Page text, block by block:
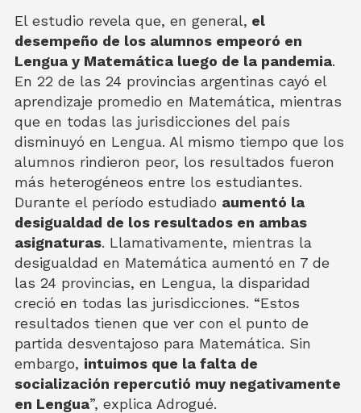
El estudio revela que, en general, el
desempeño de los alumnos empeoró en
Lengua y Matemática luego de la pandemia.
En 22 de las 24 provincias argentinas cayó el
aprendizaje promedio en Matemática, mientras
que en todas las jurisdicciones del país
disminuyó en Lengua. Al mismo tiempo que los
alumnos rindieron peor, los resultados fueron
más heterogéneos entre los estudiantes.
Durante el período estudiado aumentó la
desigualdad de los resultados en ambas
asignaturas. Llamativamente, mientras la
desigualdad en Matemática aumentó en 7 de
las 24 provincias, en Lengua, la disparidad
creció en todas las jurisdicciones. “Estos
resultados tienen que ver con el punto de
partida desventajoso para Matemática. Sin
embargo, intuimos que la falta de
socialización repercutió muy negativamente
en Lengua”, explica Adrogué.